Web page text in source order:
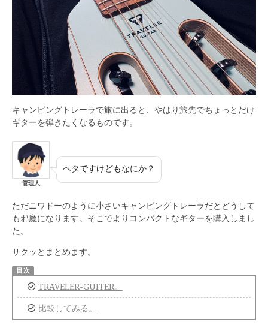
キャンピングトレーラで旅に出ると、やはり旅先でちょっとだけ
ギターを弾きたくなるものです。
管理人
ヘタですけどもなにか？
ただニワドーのように小さいキャンピングトレーラだとどうして
も邪魔になります。そこでよりコンパクトなギターを購入しまし
た。
サクッとまとめます。
TRAVELER-GUITER。
比較してみる。